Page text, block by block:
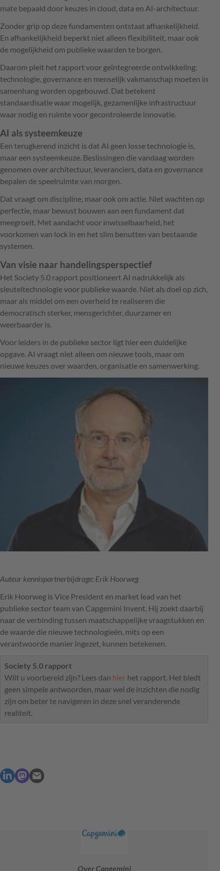
mate bepaald door keuzes in cloud, data en AI-architectuur.
Zonder grip op deze fundamenten ontstaat afhankelijkheid.
En afhankelijkheid beperkt niet alleen flexibiliteit, maar ook
de mogelijkheid om publieke waarden te borgen.
Daarom pleit het rapport voor geïntegreerde ontwikkeling:
technologie, governance en menselijk vakmanschap moeten in
samenhang worden opgebouwd. Dat betekent
standaardisatie waar mogelijk, gezamenlijke infrastructuur
waar nodig en ruimte voor gecontroleerde innovatie.
AI als systeemkeuze
Een terugkerend inzicht is dat AI geen losse technologie is,
maar een systeemkeuze. Beslissingen die vandaag worden
genomen over architectuur, leveranciers, data en governance
bepalen de speelruimte van morgen.
Dat vraagt om discipline, maar ook om actie. Niet wachten op
perfectie, maar bewust bouwen aan een fundament dat
meegroeit. Met aandacht voor inwisselbaarheid, het
voorkomen van lock in en het slim benutten van bestaande
systemen.
Van visie naar handelingsperspectief
Het Society 5.0 rapport positioneert AI nadrukkelijk als
sleuteltechnologie voor publieke waarde. Niet als doel op zich,
maar als middel om een overheid te realiseren die
democratisch sterker, mensgerichter, duurzamer en
weerbaarder is.
Voor leiders in de publieke sector ligt hier een duidelijke
opgave. AI vraagt niet alleen om nieuwe tools, maar om
nieuwe keuzes over waarden, organisatie en samenwerking.
Auteur kennispartnerbijdrage: Erik Hoorweg
Erik Hoorweg is Vice President en market lead van het
publieke sector team van Capgemini Invent. Hij zoekt daarbij
naar de verbinding tussen maatschappelijke vraagstukken en
de waarde die nieuwe technologieën, mits op een
verantwoorde manier ingezet, kunnen betekenen.
Society 5.0 rapport
Wilt u voorbereid zijn? Lees dan hier het rapport. Het biedt
geen simpele antwoorden, maar wel de inzichten die nodig
zijn om beter te navigeren in deze snel veranderende
realiteit.
Over Capgemini